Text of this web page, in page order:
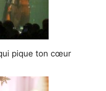
pique ton cœur